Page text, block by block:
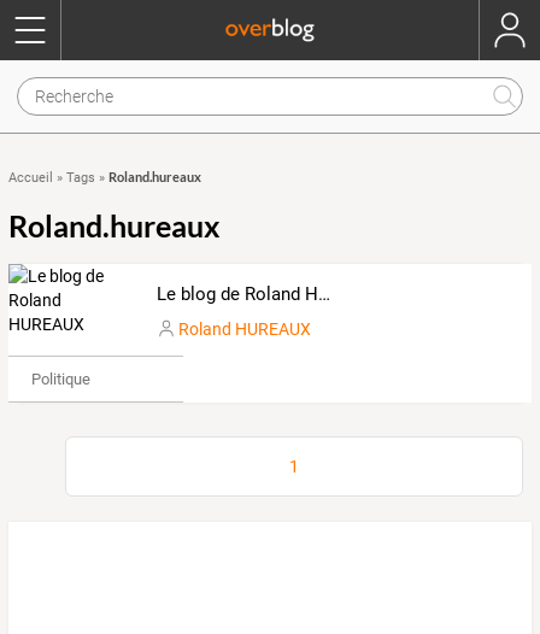
Accueil » Tags » Roland.hureaux
Roland.hureaux
Le blog de Roland HUREAUX
Roland HUREAUX
Politique
1